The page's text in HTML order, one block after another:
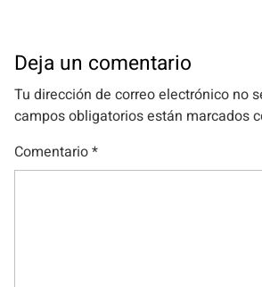
Deja un comentario
Tu dirección de correo electrónico no
campos obligatorios están marcados
Comentario*